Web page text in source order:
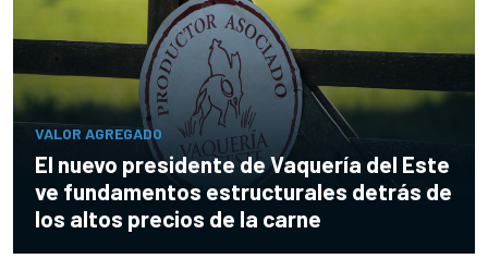
VALOR AGREGADO
El nuevo presidente de Vaquería del Este
ve fundamentos estructurales detrás de
los altos precios de la carne